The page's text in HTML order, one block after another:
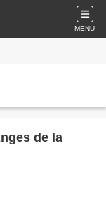
MENU
de la